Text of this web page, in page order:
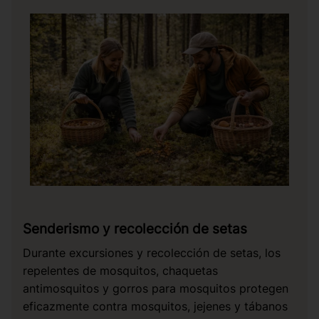
Senderismo y recolección de setas
Durante excursiones y recolección de setas, los
repelentes de mosquitos, chaquetas
antimosquitos y gorros para mosquitos protegen
eficazmente contra mosquitos, jejenes y tábanos